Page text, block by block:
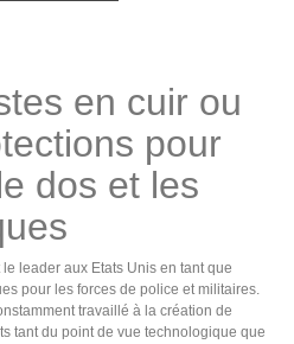
en cuir ou
pour
dos et les
le leader aux Etats Unis en tant que
pour les forces de police et militaires.
travaillé à la création de
tant du point de vue technologique que